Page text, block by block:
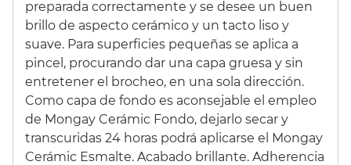
SET 6 COLORES
OPACOS 60ML
44,37 € (10%)
39,93 €
BASTIDOR
REDONDO CON
TELA 40 cms.
11,35 € (10%)
10,22 €
preparada correctamente y se desee un buen
brillo de aspecto cerámico y un tacto liso y
suave. Para superficies pequeñas se aplica a
pincel, procurando dar una capa gruesa y sin
entretener el brocheo, en una sola dirección.
Como capa de fondo es aconsejable el empleo
de Mongay Cerámic Fondo, dejarlo secar y
transcuridas 24 horas podrá aplicarse el Mongay
Cerámic Esmalte. Acabado brillante. Adherencia